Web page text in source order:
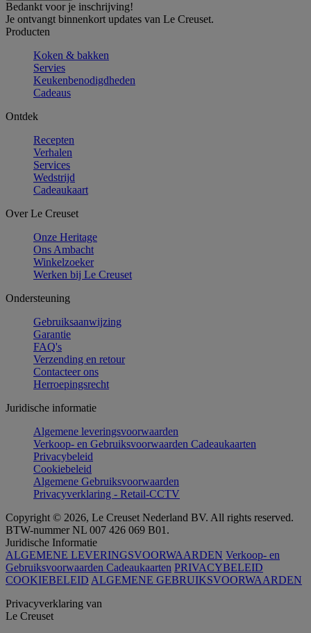
Bedankt voor je inschrijving!
Je ontvangt binnenkort updates van Le Creuset.
Producten
Koken & bakken
Servies
Keukenbenodigdheden
Cadeaus
Ontdek
Recepten
Verhalen
Services
Wedstrijd
Cadeaukaart
Over Le Creuset
Onze Heritage
Ons Ambacht
Winkelzoeker
Werken bij Le Creuset
Ondersteuning
Gebruiksaanwijzing
Garantie
FAQ's
Verzending en retour
Contacteer ons
Herroepingsrecht
Juridische informatie
Algemene leveringsvoorwaarden
Verkoop- en Gebruiksvoorwaarden Cadeaukaarten
Privacybeleid
Cookiebeleid
Algemene Gebruiksvoorwaarden
Privacyverklaring - Retail-CCTV
Copyright © 2026, Le Creuset Nederland BV. All rights reserved.
BTW-nummer NL 007 426 069 B01.
Juridische Informatie
ALGEMENE LEVERINGSVOORWAARDEN Verkoop- en
Gebruiksvoorwaarden Cadeaukaarten PRIVACYBELEID
COOKIEBELEID ALGEMENE GEBRUIKSVOORWAARDEN
Privacyverklaring van
Le Creuset